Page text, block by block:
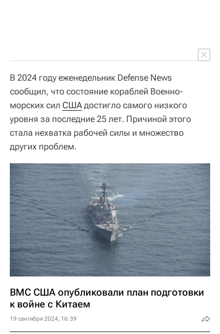
В 2024 году еженедельник Defense News
сообщил, что состояние кораблей Военно-
морских сил СШАдостигло самого низкого
уровня за последние 25 лет. Причиной этого
стала нехватка рабочей силы и множество
других проблем.
ВМС США опубликовали план подготовки
к войне с Китаем
19 сентября 2024, 16:39